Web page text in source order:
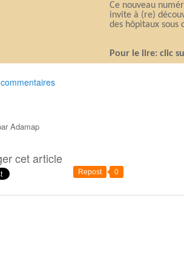
Ce nouveau
invite à (re)
des hôpitaux sous
Pour le lire: clic
Adamap
cet article
Repost 0